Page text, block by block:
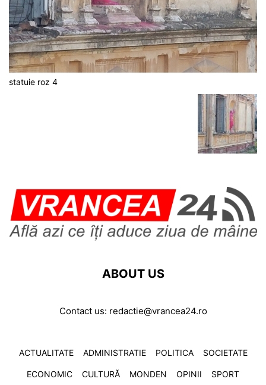
statuie roz 4
ABOUT US
Contact us: redactie@vrancea24.ro
ACTUALITATE ADMINISTRATIE POLITICA SOCIETATE
ECONOMIC CULTURĂ MONDEN OPINII SPORT